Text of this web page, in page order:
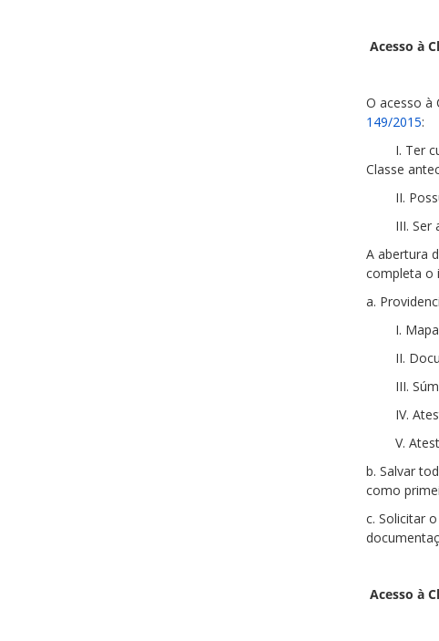
Acesso à
O acesso à
149/2015:
I. Ter
Classe
II.
III. Ser
A abertura
completa o
a.
I.
II.
III.
IV.
V.
b. Salvar
como
c. Solicitar
Acesso à